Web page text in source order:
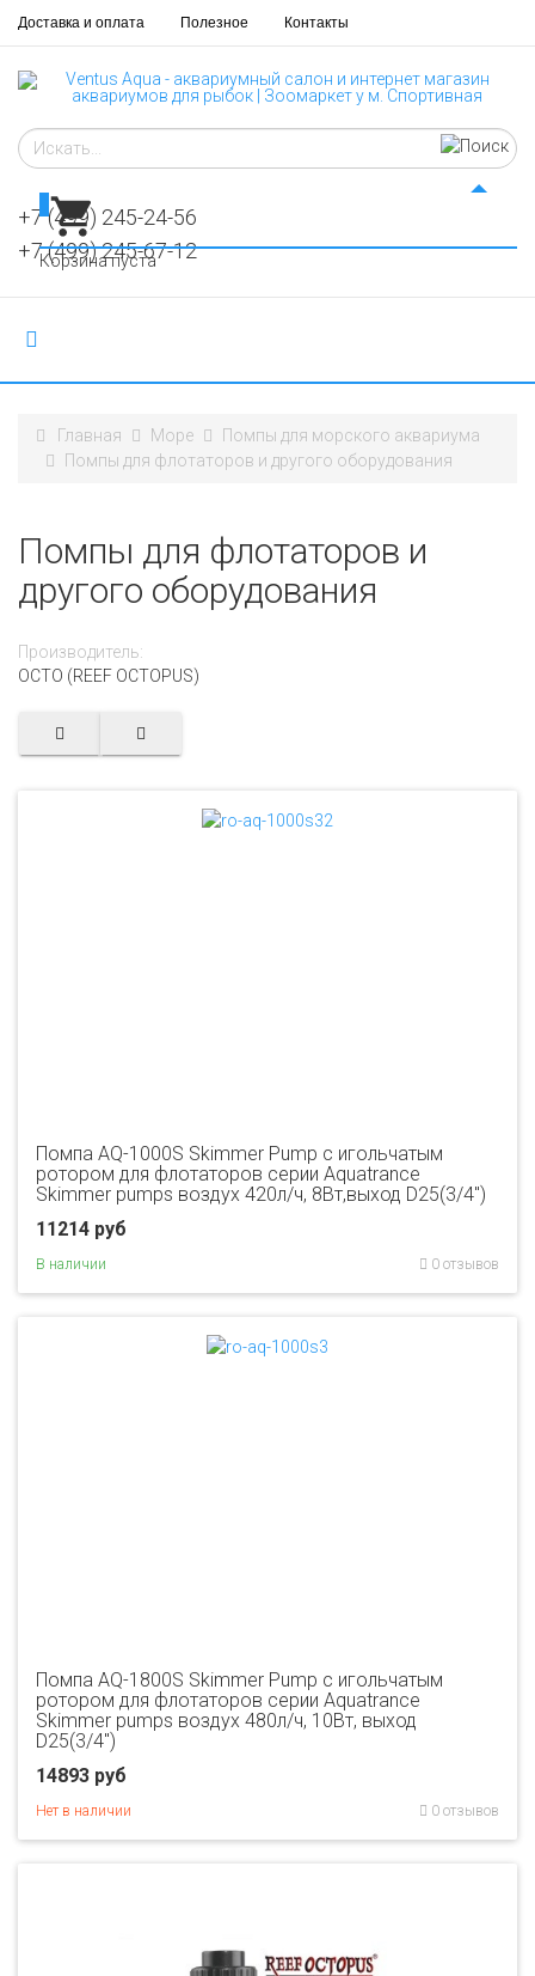
Доставка и оплата Полезное Контакты
+7 (499) 245-24-56
+7 (499) 245-67-12
Корзина пуста
Главная Море
Помпы для морского аквариума
Помпы для флотаторов и другого оборудования
Помпы для флотаторов и
другого оборудования
Производитель:
OCTO (REEF OCTOPUS)
Помпа AQ-1000S Skimmer Pump с игольчатым
ротором для флотаторов серии Aquatrance
Skimmer pumps воздух 420л/ч, 8Вт,выход D25(3/4")
11214 руб
В наличии 0 отзывов
Помпа AQ-1800S Skimmer Pump с игольчатым
ротором для флотаторов серии Aquatrance
Skimmer pumps воздух 480л/ч, 10Вт, выход
D25(3/4")
14893 руб
Нет в наличии 0 отзывов